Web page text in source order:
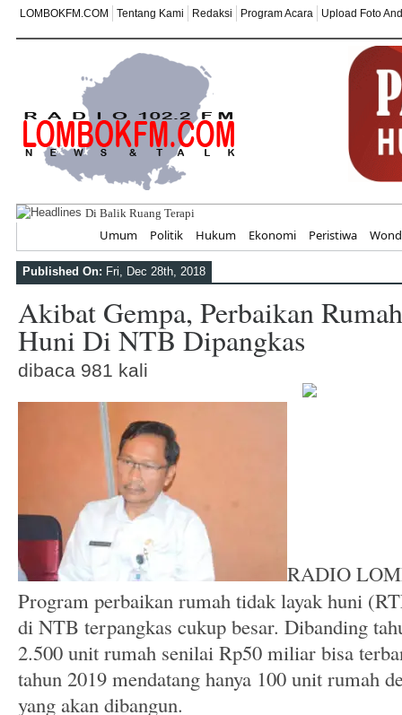
LOMBOKFM.COM Tentang Kami Redaksi Program Acara Upload Foto
Di Balik Ruang Terapi, Ada Komitmen Besar
Umum Politik Hukum Ekonomi Peristiwa
Published On: Fri, Dec 28th, 2018
Akibat Gempa, Perbaikan
Huni Di NTB Dipangkas
dibaca 981 kali
RADIO
Program perbaikan rumah tidak layak huni
di NTB terpangkas cukup besar. Dibanding
2.500 unit rumah senilai Rp50 miliar bisa
tahun 2019 mendatang hanya 100 unit rumah
yang akan dibangun.